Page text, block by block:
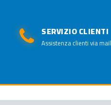
SERVIZIO CLIENTI
Assistenza clienti via